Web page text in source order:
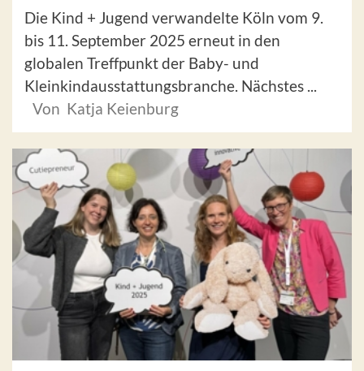
Die Kind + Jugend verwandelte Köln vom 9.
bis 11. September 2025 erneut in den
globalen Treffpunkt der Baby- und
Kleinkindausstattungsbranche. Nächstes ...
Von Katja Keienburg